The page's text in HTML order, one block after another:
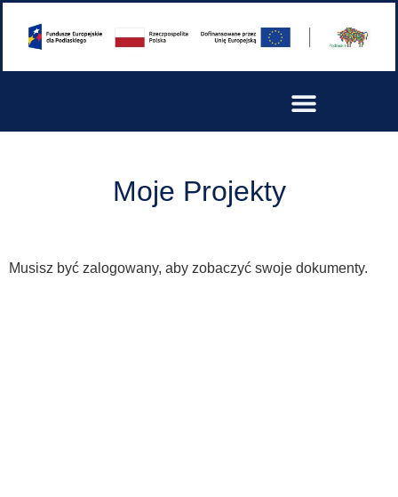
Moje Projekty
Musisz być zalogowany, aby zobaczyć swoje dokumenty.